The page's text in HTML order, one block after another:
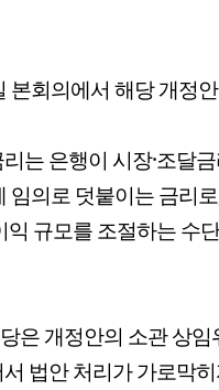
본회의에서 해당 개정
는 은행이 시장·조달
임의로 덧붙이는 금리
익 규모를 조절하는 수
은 개정안의 소관 상임
법안 처리가 가로막